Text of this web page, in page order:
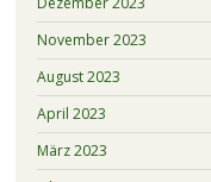
November 2023
August 2023
April 2023
März 2023